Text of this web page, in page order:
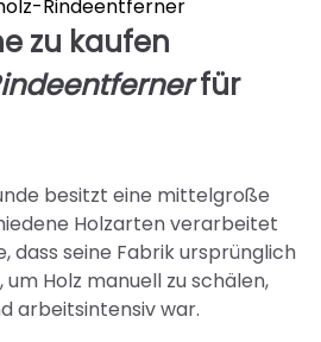
Rindeentferner
zu kaufen
für
besitzt eine mittelgroße
Holzarten verarbeitet
dass seine Fabrik ursprünglich
Holz manuell zu schälen,
arbeitsintensiv war.